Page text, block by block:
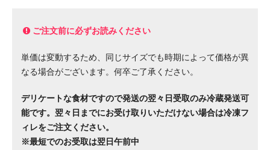
ご注文前に必ずお読みください
単価は変動するため、同じサイズでも時期によって価格が異
なる場合がございます。何卒ご了承ください。
デリケートな食材ですので発送の翌々日受取のみ冷蔵発送可
能です。翌々日までにお受け取りいただけない場合は冷凍フ
ィレをご注文ください。
※最短でのお受取は翌日午前中